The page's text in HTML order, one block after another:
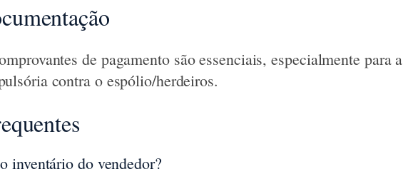
de pagamento são essenciais, especialmente para a
contra o espólio/herdeiros.
inventário do vendedor?